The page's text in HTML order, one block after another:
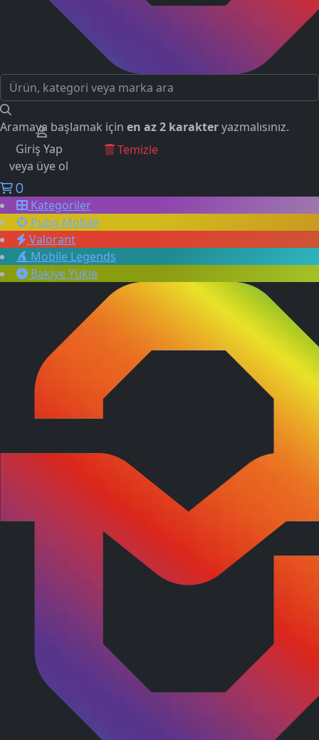
Aramaya başlamak için en az 2 karakteryazmalısınız.
GEÇMİŞ ARAMALAR
Temizle
Giriş Yap
veya üye ol
0
Kategoriler
Pubg Mobile
Valorant
Mobile Legends
Bakiye Yükle